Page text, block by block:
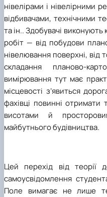
нівелірами і нівелірними
відбивачами, технічними
та ін.. Здобувачі
робіт — від побудови
нівелювання поверхні, від
складання планово-
вимірювання тут має
місцевості з’явиться
фахівці повинні
висотами й
майбутнього будівництва.
Цей перехід від
самоусвідомлення
Поле вимагає не лише